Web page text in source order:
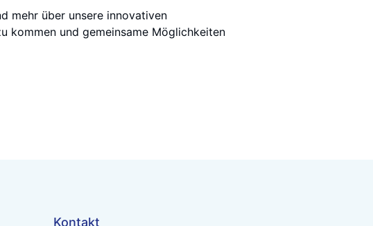
mehr über unsere innovativen
kommen und gemeinsame Möglichkeiten
Kontakt